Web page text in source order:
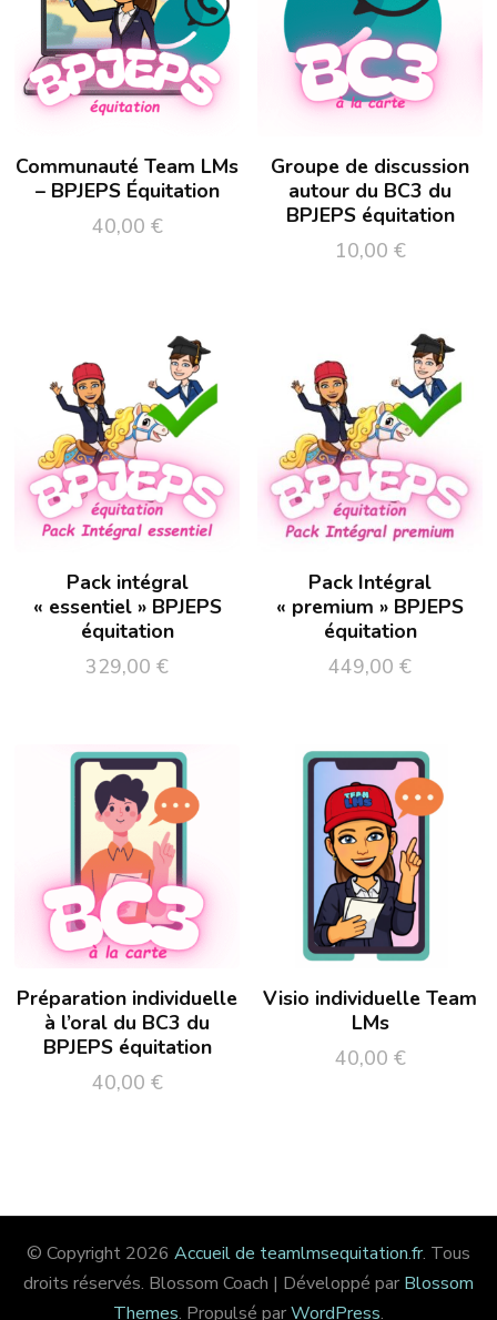
Communauté Team LMs
– BPJEPS Équitation
40,00 €
Groupe de discussion
autour du BC3 du
BPJEPS équitation
10,00 €
Pack intégral
« essentiel » BPJEPS
équitation
329,00 €
Pack Intégral
« premium » BPJEPS
équitation
449,00 €
Préparation individuelle
à l’oral du BC3 du
BPJEPS équitation
40,00 €
Visio individuelle Team
LMs
40,00 €
© Copyright 2026 Accueil de teamlmsequitation.fr. Tous
droits réservés. Blossom Coach | Développé par Blossom
Themes. Propulsé parWordPress.